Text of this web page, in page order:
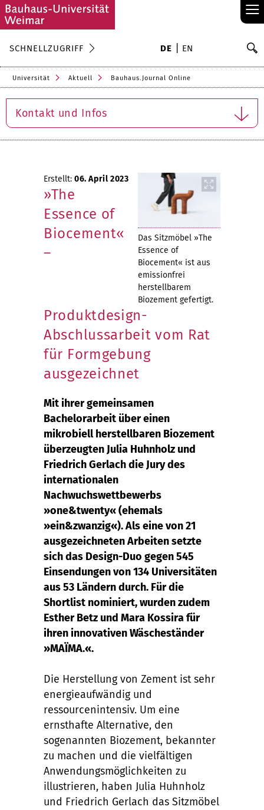
≡
SCHNELLZUGRIFF DE EN
Universität Aktuell Bauhaus.Journal Online
Kontakt und Infos
Das Sitzmöbel »The
Essence of
Biocement« ist aus
emissionfrei
herstellbarem
Biozement gefertigt.
Erstellt: 06. April 2023
»The
Essence of
Biocement«
–
Produktdesign-
Abschlussarbeit vom Rat
für Formgebung
ausgezeichnet
Mit ihrer gemeinsamen
Bachelorarbeit über einen
mikrobiell herstellbaren Biozement
überzeugten Julia Huhnholz und
Friedrich Gerlach die Jury des
internationalen
Nachwuchswettbewerbs
»one&twenty« (ehemals
»ein&zwanzig«). Als eine von 21
ausgezeichneten Arbeiten setzte
sich das Design-Duo gegen 545
Einsendungen von 134 Universitäten
aus 53 Ländern durch. Für die
Shortlist nominiert, wurden zudem
Esther Betz und Mara Kossira für
ihren innovativen Wäscheständer
»MAÏMA.«.
Die Herstellung von Zement ist sehr
energieaufwändig und
ressourcenintensiv. Um eine
ernsthafte Alternative, den
sogenannten Biozement, bekannter
zu machen und die vielfältigen
Anwendungsmöglichkeiten zu
illustrieren, haben Julia Huhnholz
und Friedrich Gerlach das Sitzmöbel